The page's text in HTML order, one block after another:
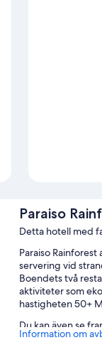
Paraiso
Detta hotell med
Paraiso
servering vid
Boendets två
aktiviteter som
hastigheten 50+
Du kan även se
Information om